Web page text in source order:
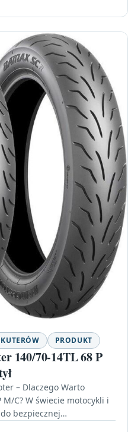
PRODUKT
140/70-14TL 68 P
– Dlaczego Warto
C? W świecie motocykli i
bezpiecznej…